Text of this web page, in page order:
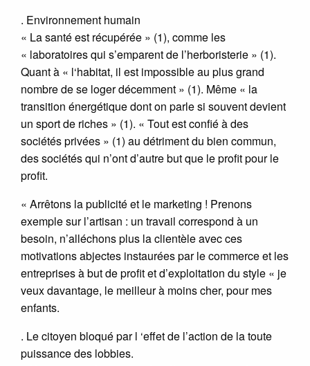
. Environnement humain
« La santé est récupérée » (1), comme les
« laboratoires qui s’emparent de l’herboristerie » (1).
Quant à « l‘habitat, il est impossible au plus grand
nombre de se loger décemment » (1). Même « la
transition énergétique dont on parle si souvent devient
un sport de riches » (1). « Tout est confié à des
sociétés privées » (1) au détriment du bien commun,
des sociétés qui n’ont d’autre but que le profit pour le
profit.
« Arrêtons la publicité et le marketing ! Prenons
exemple sur l’artisan : un travail correspond à un
besoin, n’alléchons plus la clientèle avec ces
motivations abjectes instaurées par le commerce et les
entreprises à but de profit et d’exploitation du style « je
veux davantage, le meilleur à moins cher, pour mes
enfants.
. Le citoyen bloqué par l ‘effet de l’action de la toute
puissance des lobbies.